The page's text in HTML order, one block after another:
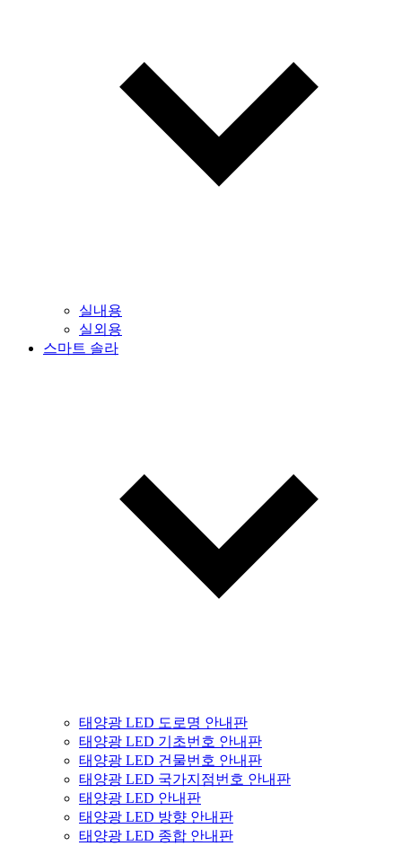
실내용
실외용
스마트 솔라
태양광 LED 도로명 안내판
태양광 LED 기초번호 안내판
태양광 LED 건물번호 안내판
태양광 LED 국가지점번호 안내판
태양광 LED 안내판
태양광 LED 방향 안내판
태양광 LED 종합 안내판